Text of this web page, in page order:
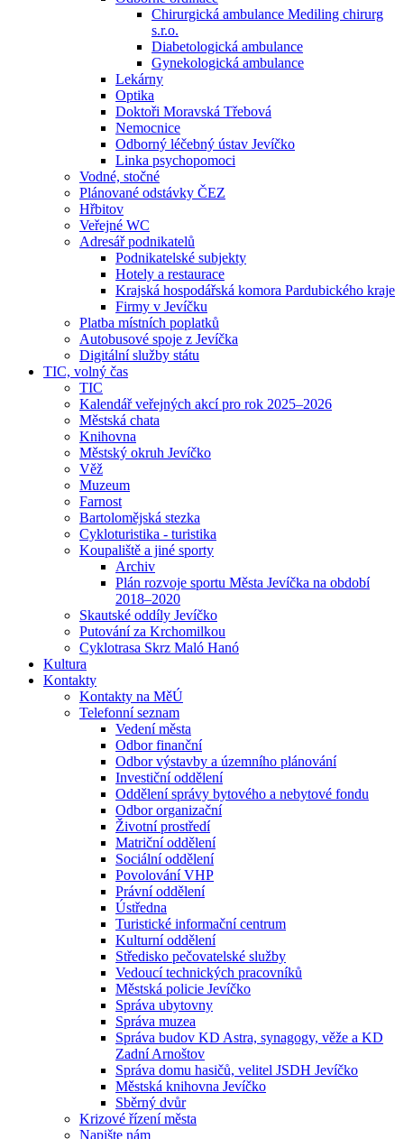
Chirurgická ambulance Mediling chirurg
s.r.o.
Diabetologická ambulance
Gynekologická ambulance
Lekárny
Optika
Doktoři Moravská Třebová
Nemocnice
Odborný léčebný ústav Jevíčko
Linka psychopomoci
Vodné, stočné
Plánované odstávky ČEZ
Hřbitov
Veřejné WC
Adresář podnikatelů
Podnikatelské subjekty
Hotely a restaurace
Krajská hospodářská komora Pardubického kraje
Firmy v Jevíčku
Platba místních poplatků
Autobusové spoje z Jevíčka
Digitální služby státu
TIC, volný čas
TIC
Kalendář veřejných akcí pro rok 2025–2026
Městská chata
Knihovna
Městský okruh Jevíčko
Věž
Muzeum
Farnost
Bartolomějská stezka
Cykloturistika - turistika
Koupaliště a jiné sporty
Archiv
Plán rozvoje sportu Města Jevíčka na období
2018–2020
Skautské oddíly Jevíčko
Putování za Krchomilkou
Cyklotrasa Skrz Maló Hanó
Kultura
Kontakty
Kontakty na MěÚ
Telefonní seznam
Vedení města
Odbor finanční
Odbor výstavby a územního plánování
Investiční oddělení
Oddělení správy bytového a nebytové fondu
Odbor organizační
Životní prostředí
Matriční oddělení
Sociální oddělení
Povolování VHP
Právní oddělení
Ústředna
Turistické informační centrum
Kulturní oddělení
Středisko pečovatelské služby
Vedoucí technických pracovníků
Městská policie Jevíčko
Správa ubytovny
Správa muzea
Správa budov KD Astra, synagogy, věže a KD
Zadní Arnoštov
Správa domu hasičů, velitel JSDH Jevíčko
Městská knihovna Jevíčko
Sběrný dvůr
Krizové řízení města
Napište nám